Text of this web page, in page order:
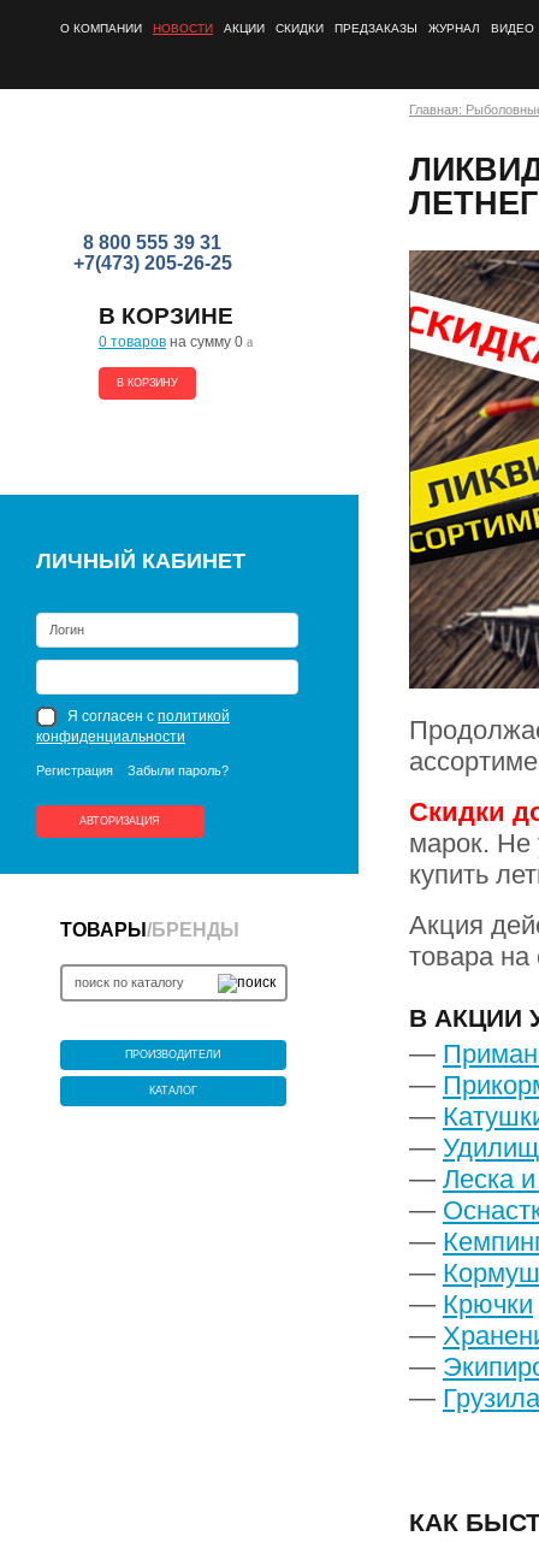
О КОМПАНИИ НОВОСТИ АКЦИИ СКИДКИ ПРЕДЗАКАЗЫ ЖУРНАЛ ВИДЕО
8 800 555 39 31
+7(473) 205-26-25
В КОРЗИНЕ
0 товаров на сумму 0 a
В КОРЗИНУ
ЛИЧНЫЙ КАБИНЕТ
Я согласен с политикой
конфиденциальности
Регистрация Забыли пароль?
АВТОРИЗАЦИЯ
ТОВАРЫ /БРЕНДЫ
ПРОИЗВОДИТЕЛИ
КАТАЛОГ
Главная:
Скидки
марок. Не
купить
Акция
товара на
В АКЦИИ
—
—
—
—
— Леска
—
—
—
— Крючки
—
—
— Грузила
КАК